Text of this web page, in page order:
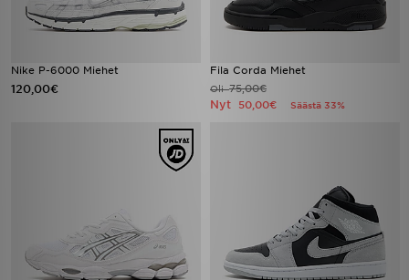
Nike P-6000 Miehet
120,00€
Fila Corda Miehet
Oli75,00€
Nyt 50,00€ Säästä 33%